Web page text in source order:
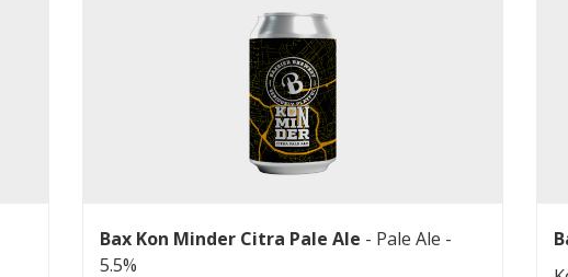
Bax Kon Minder Citra Pale Ale - Pale Ale -
5.5%